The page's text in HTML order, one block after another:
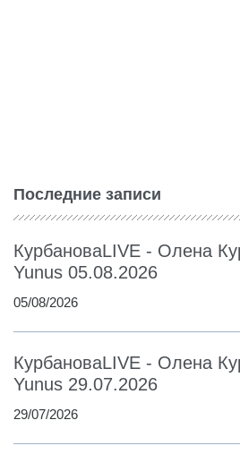
Последние записи
КурбановаLIVE - Олена
Yunus 05.08.2026
05/08/2026
КурбановаLIVE - Олена
Yunus 29.07.2026
29/07/2026